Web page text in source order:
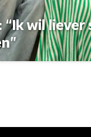
“Ik wil liever